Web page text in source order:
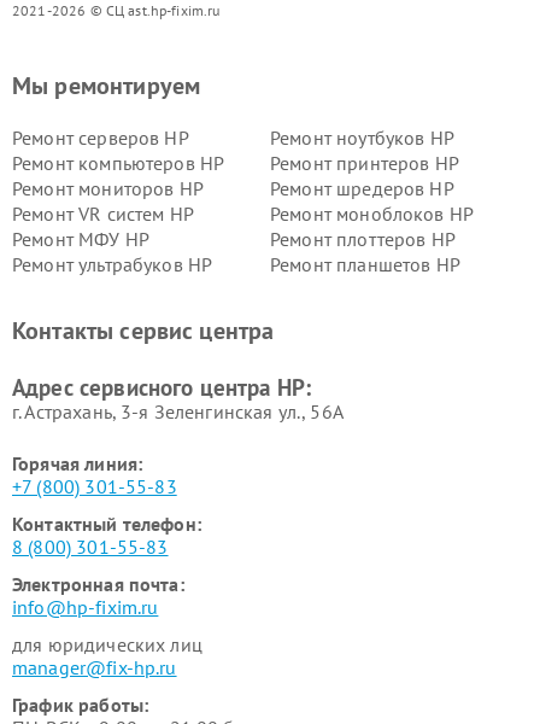
2021-2026 © СЦ ast.hp-fixim.ru
Мы ремонтируем
Ремонт серверов HP
Ремонт ноутбуков HP
Ремонт компьютеров HP
Ремонт принтеров HP
Ремонт мониторов HP
Ремонт шредеров HP
Ремонт VR систем HP
Ремонт моноблоков HP
Ремонт МФУ HP
Ремонт плоттеров HP
Ремонт ультрабуков HP
Ремонт планшетов HP
Контакты сервис центра
Адрес сервисного центра HP:
г. Астрахань, 3-я Зеленгинская ул., 56А
Горячая линия:
+7 (800) 301-55-83
Контактный телефон:
8 (800) 301-55-83
Электронная почта:
info@hp-fixim.ru
для юридических лиц
manager@fix-hp.ru
График работы: